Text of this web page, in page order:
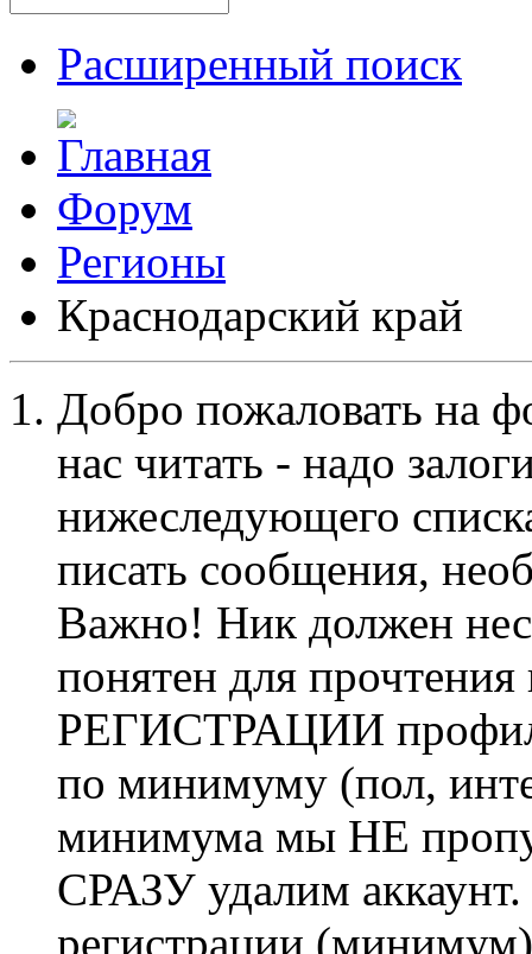
Расширенный поиск
Форум
Регионы
Краснодарский край
Добро пожаловать на
нас читать - надо
нижеследующего
писать сообщения,
Важно! Ник должен
понятен для
РЕГИСТРАЦИИ профиль
по минимуму (пол,
минимума мы НЕ
СРАЗУ удалим
регистрации